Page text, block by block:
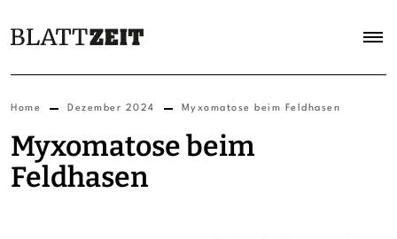
Home Dezember 2024 Myxomatose beim Feldhasen
Myxomatose beim
Feldhasen